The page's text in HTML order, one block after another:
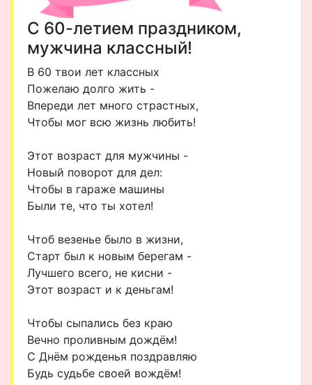
С 60-летием праздником,
мужчина классный!
В 60 твои лет классных
Пожелаю долго жить -
Впереди лет много страстных,
Чтобы мог всю жизнь любить!
Этот возраст для мужчины -
Новый поворот для дел:
Чтобы в гараже машины
Были те, что ты хотел!
Чтоб везенье было в жизни,
Старт был к новым берегам -
Лучшего всего, не кисни -
Этот возраст и к деньгам!
Чтобы сыпались без краю
Вечно проливным дождём!
С Днём рожденья поздравляю
Будь судьбе своей вождём!